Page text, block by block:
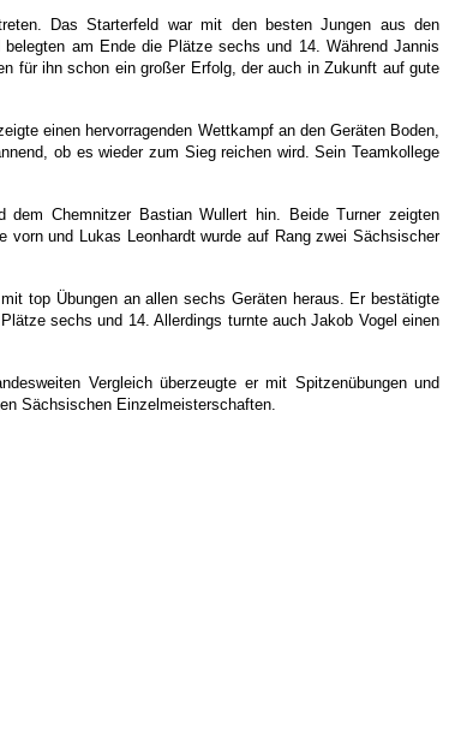
Das Starterfeld war mit den besten Jungen aus den
am Ende die Plätze sechs und 14. Während Jannis
für ihn schon ein großer Erfolg, der auch in Zukunft auf gute
einen hervorragenden Wettkampf an den Geräten Boden,
ob es wieder zum Sieg reichen wird. Sein Teamkollege
dem Chemnitzer Bastian Wullert hin. Beide Turner zeigten
und Lukas Leonhardt wurde auf Rang zwei Sächsischer
top Übungen an allen sechs Geräten heraus. Er bestätigte
sechs und 14. Allerdings turnte auch Jakob Vogel einen
Vergleich überzeugte er mit Spitzenübungen und
Sächsischen Einzelmeisterschaften.